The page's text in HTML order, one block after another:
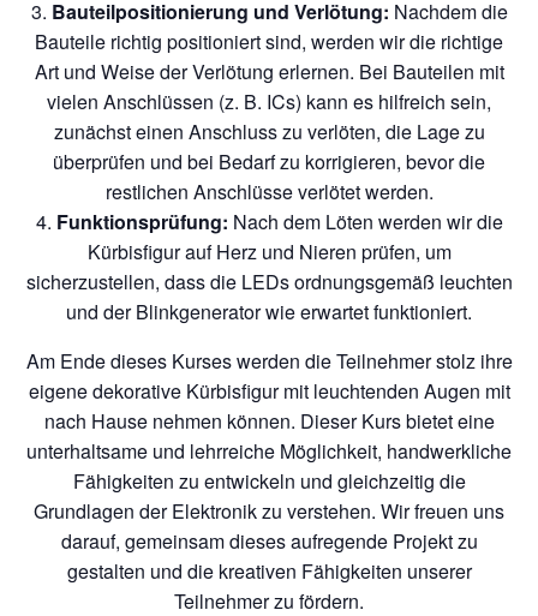
Bauteilpositionierung und Verlötung: Nachdem die
Bauteile richtig positioniert sind, werden wir die richtige
Art und Weise der Verlötung erlernen. Bei Bauteilen mit
vielen Anschlüssen (z. B. ICs) kann es hilfreich sein,
zunächst einen Anschluss zu verlöten, die Lage zu
überprüfen und bei Bedarf zu korrigieren, bevor die
restlichen Anschlüsse verlötet werden.
Funktionsprüfung: Nach dem Löten werden wir die
Kürbisfigur auf Herz und Nieren prüfen, um
sicherzustellen, dass die LEDs ordnungsgemäß leuchten
und der Blinkgenerator wie erwartet funktioniert.
Am Ende dieses Kurses werden die Teilnehmer stolz ihre
eigene dekorative Kürbisfigur mit leuchtenden Augen mit
nach Hause nehmen können. Dieser Kurs bietet eine
unterhaltsame und lehrreiche Möglichkeit, handwerkliche
Fähigkeiten zu entwickeln und gleichzeitig die
Grundlagen der Elektronik zu verstehen. Wir freuen uns
darauf, gemeinsam dieses aufregende Projekt zu
gestalten und die kreativen Fähigkeiten unserer
Teilnehmer zu fördern.